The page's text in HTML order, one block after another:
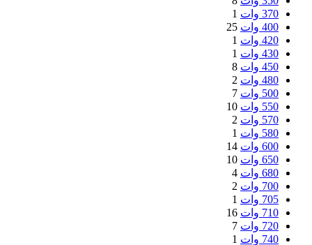
370 وات
1
400 وات
25
420 وات
1
430 وات
1
450 وات
8
480 وات
2
500 وات
7
550 وات
10
570 وات
2
580 وات
1
600 وات
14
650 وات
10
680 وات
4
700 وات
2
705 وات
1
710 وات
16
720 وات
7
740 وات
1